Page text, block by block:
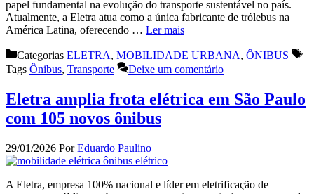
papel fundamental na evolução do transporte sustentável no país.
Atualmente, a Eletra atua como a única fabricante de trólebus na
América Latina, oferecendo … Ler mais
Categorias ELETRA, MOBILIDADE URBANA, ÔNIBUS
Tags Ônibus, Transporte Deixe um comentário
Eletra amplia frota elétrica em São Paulo
com 105 novos ônibus
29/01/2026 PorEduardo Paulino
A Eletra, empresa 100% nacional e líder em eletrificação de